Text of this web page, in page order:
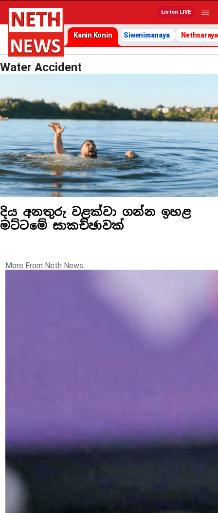
Listen LIVE
Kanin Konin Siwenimanaya Nethsaraya
Water Accident
දිය අනතුරු වළක්වා ගන්න ඉහළ
මට්ටමේ සාකච්ඡාවක්
More From Neth News